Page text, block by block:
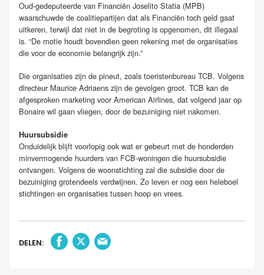
Oud-gedeputeerde van Financiën Joselito Statia (MPB)
waarschuwde de coalitiepartijen dat als Financiën toch geld gaat
uitkeren, terwijl dat niet in de begroting is opgenomen, dit illegaal
is. “De motie houdt bovendien geen rekening met de organisaties
die voor de economie belangrijk zijn.”
Die organisaties zijn de pineut, zoals toeristenbureau TCB. Volgens
directeur Maurice Adriaens zijn de gevolgen groot. TCB kan de
afgesproken marketing voor American Airlines, dat volgend jaar op
Bonaire wil gaan vliegen, door de bezuiniging niet nakomen.
Huursubsidie
Onduidelijk blijft voorlopig ook wat er gebeurt met de honderden
minvermogende huurders van FCB-woningen die huursubsidie
ontvangen. Volgens de woonstichting zal die subsidie door de
bezuiniging grotendeels verdwijnen. Zo leven er nog een heleboel
stichtingen en organisaties tussen hoop en vrees.
DELEN: